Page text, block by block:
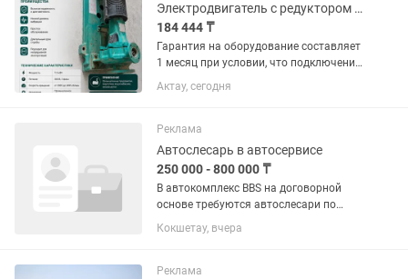
Электродвигатель с редуктором водяной насос 7,5 кВт
184 444 ₸
Гарантия на оборудование составляет
1 месяц при условии, что подключение
электрики будет выполнено мной
(услуга подключения оплачивается
электрики будет выполняться...
Актау, сегодня
Реклама
Автослесарь в автосервисе
250 000 - 800 000 ₸
В автокомплекс BBS на договорной
основе требуются автослесари по
ремонту. Моторист(мастер по ремонту
двигателей).Знание Vag группы
Кокшетау, вчера
Реклама